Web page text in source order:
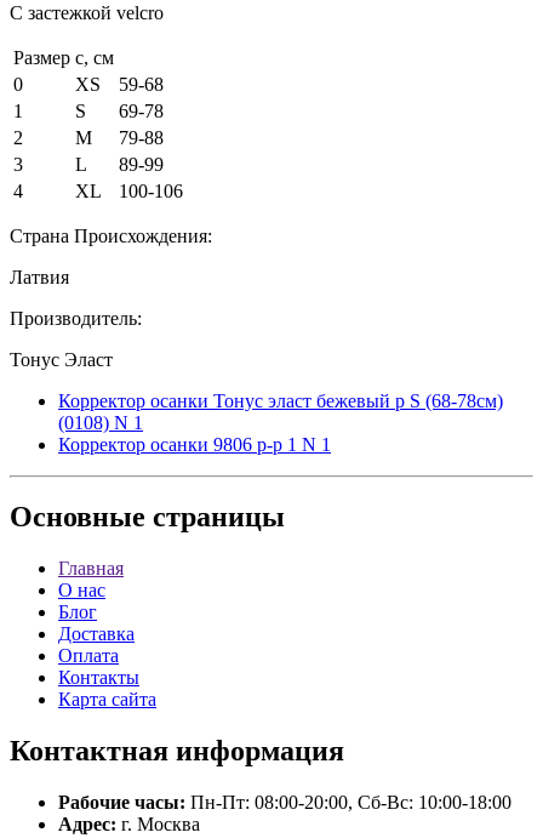
С застежкой velcro
Размер c, см
0
XS
59-68
1
S
69-78
2
M
79-88
3
L
89-99
4
XL 100-106
Страна Происхождения:
Латвия
Производитель:
Тонус Эласт
Корректор осанки Тонус эласт бежевый р S (68-78см)
(0108) N 1
Корректор осанки 9806 р-р 1 N 1
Основные страницы
Главная
О нас
Блог
Доставка
Оплата
Контакты
Карта сайта
Контактная информация
Рабочие часы: Пн-Пт: 08:00-20:00, Сб-Вс: 10:00-18:00
Адрес: г. Москва